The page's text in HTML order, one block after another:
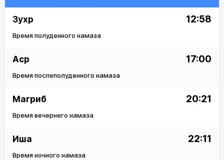
Зухр 12:58
Время полуденного намаза
Аср 17:00
Время послеполуденного намаза
Магриб 20:21
Время вечернего намаза
Иша 22:11
Время ночного намаза